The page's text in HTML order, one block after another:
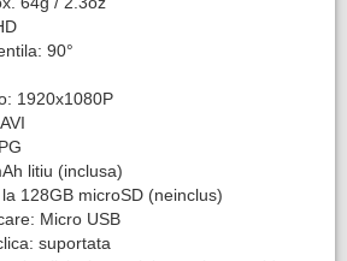
90°
1920x1080P
litiu (inclusa)
128GB microSD (neinclus)
Micro USB
suportata